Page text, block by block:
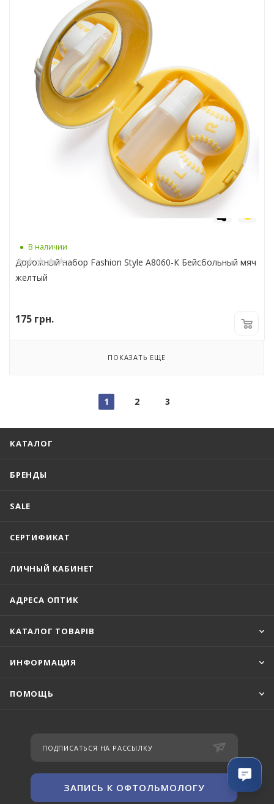
В наличии
Дорожный набор Fashion Style А8060-К Бейсбольный мяч
желтый
175 грн.
ПОКАЗАТЬ ЕЩЕ
1 2 3
КАТАЛОГ
БРЕНДЫ
SALE
СЕРТИФИКАТ
ЛИЧНЫЙ КАБИНЕТ
АДРЕСА ОПТИК
КАТАЛОГ ТОВАРІВ
ИНФОРМАЦИЯ
ПОМОЩЬ
ПОДПИСАТЬСЯ НА РАССЫЛКУ
ЗАПИСЬ К ОФТОЛЬМОЛОГУ